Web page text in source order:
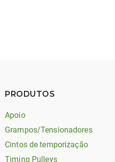
PRODUTOS
Apoio
Grampos/Tensionadores
Cintos de temporização
Timing Pulleys